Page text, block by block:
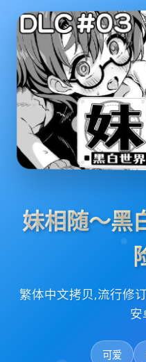
妹相随～黑
繁体中文拷贝,流行修
安
可爱